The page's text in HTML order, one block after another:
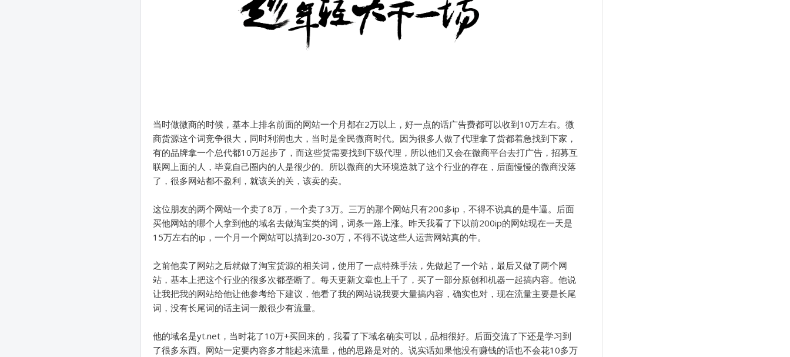
当时做微商的时候，基本上排名前面的网站一个月都在2万以上，好一点的话广告费都可以收到10万左右。微
商货源这个词竞争很大，同时利润也大，当时是全民微商时代。因为很多人做了代理拿了货都着急找到下家，
有的品牌拿一个总代都10万起步了，而这些货需要找到下级代理，所以他们又会在微商平台去打广告，招募互
联网上面的人，毕竟自己圈内的人是很少的。所以微商的大环境造就了这个行业的存在，后面慢慢的微商没落
了，很多网站都不盈利，就该关的关，该卖的卖。
这位朋友的两个网站一个卖了8万，一个卖了3万。三万的那个网站只有200多ip，不得不说真的是牛逼。后面
买他网站的哪个人拿到他的域名去做淘宝类的词，词条一路上涨。昨天我看了下以前200ip的网站现在一天是
15万左右的ip，一个月一个网站可以搞到20-30万，不得不说这些人运营网站真的牛。
之前他卖了网站之后就做了淘宝货源的相关词，使用了一点特殊手法，先做起了一个站，最后又做了两个网
站，基本上把这个行业的很多次都垄断了。每天更新文章也上千了，买了一部分原创和机器一起搞内容。他说
让我把我的网站给他让他参考给下建议，他看了我的网站说我要大量搞内容，确实也对，现在流量主要是长尾
词，没有长尾词的话主词一般很少有流量。
他的域名是yt.net，当时花了10万+买回来的，我看了下域名确实可以，品相很好。后面交流了下还是学习到
了很多东西。网站一定要内容多才能起来流量，他的思路是对的。说实话如果他没有赚钱的话也不会花10多万